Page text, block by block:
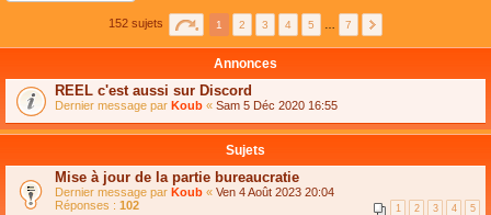
152 sujets 1 2 3 4 5 7
Annonces
REEL c'est aussi sur Discord
Dernier message par Koub « Sam 5 Déc 2020 16:55
Sujets
Mise à jour de la partie bureaucratie
Dernier message par Koub « Ven 4 Août 2023 20:04
Réponses : 102 1 2 3 4 5